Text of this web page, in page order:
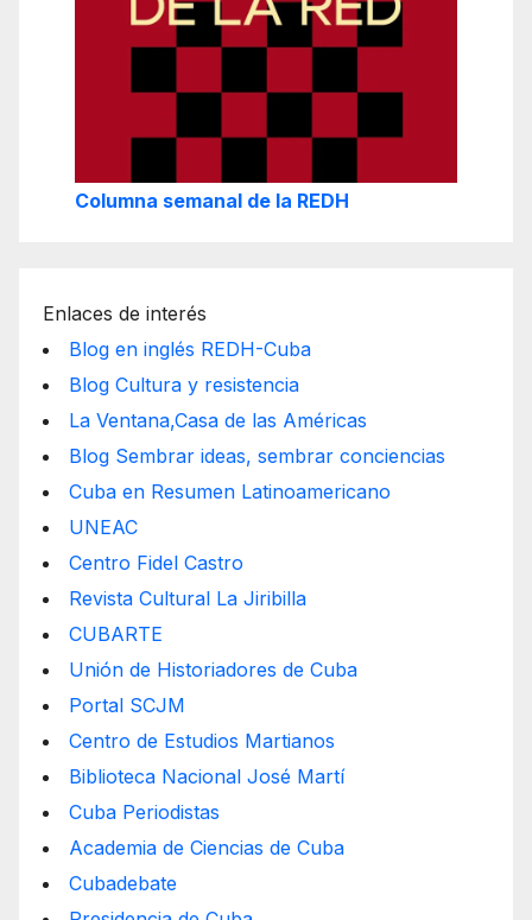
Columna semanal de la REDH
Enlaces de interés
Blog en inglés REDH-Cuba
Blog Cultura y resistencia
La Ventana,Casa de las Américas
Blog Sembrar ideas, sembrar conciencias
Cuba en Resumen Latinoamericano
UNEAC
Centro Fidel Castro
Revista Cultural La Jiribilla
CUBARTE
Unión de Historiadores de Cuba
Portal SCJM
Centro de Estudios Martianos
Biblioteca Nacional José Martí
Cuba Periodistas
Academia de Ciencias de Cuba
Cubadebate